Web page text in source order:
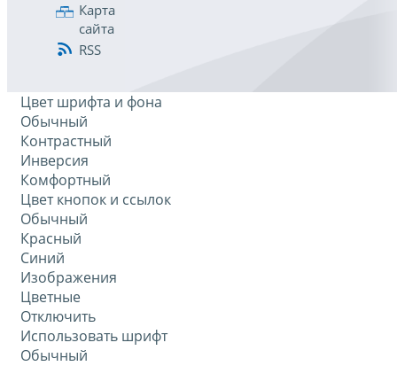
Карта
сайта
RSS
Цвет шрифта и фона
Обычный
Контрастный
Инверсия
Комфортный
Цвет кнопок и ссылок
Обычный
Красный
Синий
Изображения
Цветные
Отключить
Использовать шрифт
Обычный